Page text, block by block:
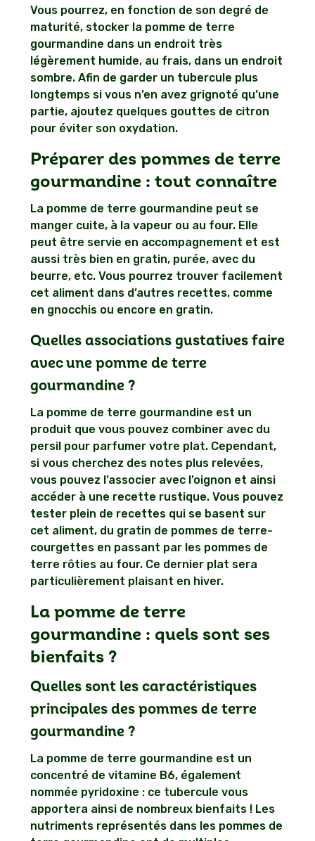
Vous pourrez, en fonction de son degré de
maturité, stocker la pomme de terre
gourmandine dans un endroit très
légèrement humide, au frais, dans un endroit
sombre. Afin de garder un tubercule plus
longtemps si vous n’en avez grignoté qu’une
partie, ajoutez quelques gouttes de citron
pour éviter son oxydation.
Préparer des pommes de terre
gourmandine : tout connaître
La pomme de terre gourmandine peut se
manger cuite, à la vapeur ou au four. Elle
peut être servie en accompagnement et est
aussi très bien en gratin, purée, avec du
beurre, etc. Vous pourrez trouver facilement
cet aliment dans d’autres recettes, comme
en gnocchis ou encore en gratin.
Quelles associations gustatives faire
avec une pomme de terre
gourmandine ?
La pomme de terre gourmandine est un
produit que vous pouvez combiner avec du
persil pour parfumer votre plat. Cependant,
si vous cherchez des notes plus relevées,
vous pouvez l’associer avec l’oignon et ainsi
accéder à une recette rustique. Vous pouvez
tester plein de recettes qui se basent sur
cet aliment, du gratin de pommes de terre-
courgettes en passant par les pommes de
terre rôties au four. Ce dernier plat sera
particulièrement plaisant en hiver.
La pomme de terre
gourmandine : quels sont ses
bienfaits ?
Quelles sont les caractéristiques
principales des pommes de terre
gourmandine ?
La pomme de terre gourmandine est un
concentré de vitamine B6, également
nommée pyridoxine : ce tubercule vous
apportera ainsi de nombreux bienfaits ! Les
nutriments représentés dans les pommes de